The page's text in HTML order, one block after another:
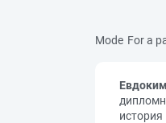
Mode For a